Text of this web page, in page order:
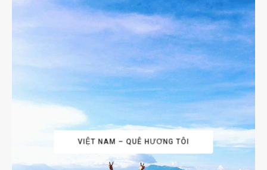
VIỆT NAM – QUÊ HƯƠNG TÔI